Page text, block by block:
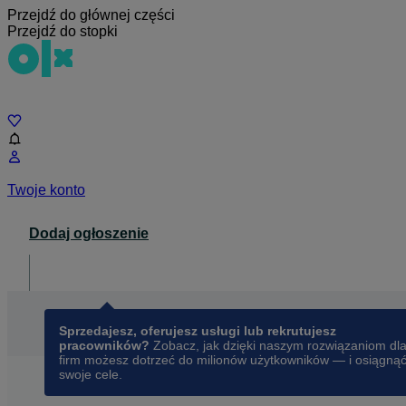
Przejdź do głównej części
Przejdź do stopki
Twoje konto
Dodaj ogłoszenie
Sprzedajesz, oferujesz usługi lub rekrutujesz
pracowników? Zobacz, jak dzięki naszym rozwiązaniom dla
firm możesz dotrzeć do milionów użytkowników — i osiągnąć
swoje cele.